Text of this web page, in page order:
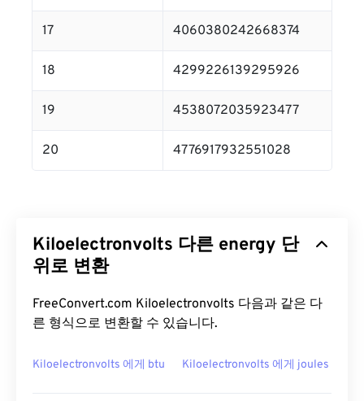
17 4060380242668374
18 4299226139295926
19 4538072035923477
20 4776917932551028
Kiloelectronvolts 다른 energy 단
위로 변환
FreeConvert.com Kiloelectronvolts 다음과 같은 다
른 형식으로 변환할 수 있습니다.
Kiloelectronvolts 에게 btu Kiloelectronvolts 에게 joules